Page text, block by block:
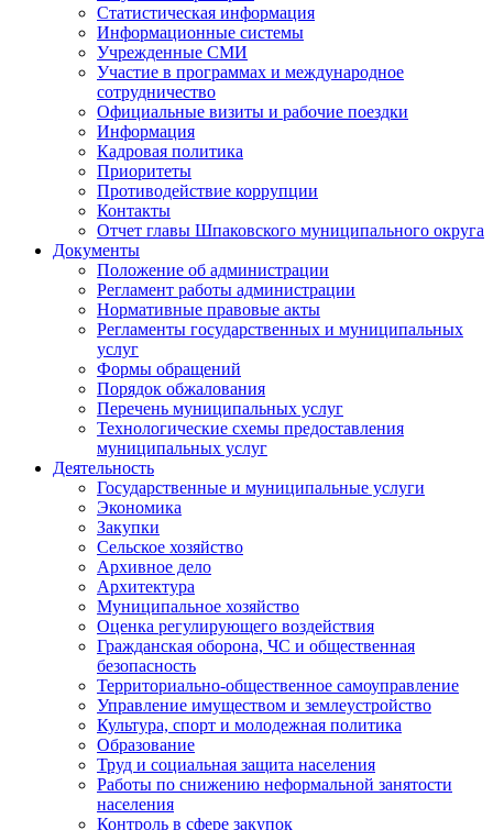
Статистическая информация
Информационные системы
Учрежденные СМИ
Участие в программах и международное
сотрудничество
Официальные визиты и рабочие поездки
Информация
Кадровая политика
Приоритеты
Противодействие коррупции
Контакты
Отчет главы Шпаковского муниципального округа
Документы
Положение об администрации
Регламент работы администрации
Нормативные правовые акты
Регламенты государственных и муниципальных
услуг
Формы обращений
Порядок обжалования
Перечень муниципальных услуг
Технологические схемы предоставления
муниципальных услуг
Деятельность
Государственные и муниципальные услуги
Экономика
Закупки
Сельское хозяйство
Архивное дело
Архитектура
Муниципальное хозяйство
Оценка регулирующего воздействия
Гражданская оборона, ЧС и общественная
безопасность
Территориально-общественное самоуправление
Управление имуществом и землеустройство
Культура, спорт и молодежная политика
Образование
Труд и социальная защита населения
Работы по снижению неформальной занятости
населения
Контроль в сфере закупок